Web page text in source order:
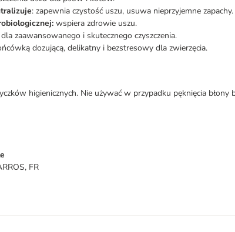
: zapewnia czystość uszu, usuwa nieprzyjemne zapachy.
wspiera zdrowie uszu.
dla zaawansowanego i skutecznego czyszczenia.
dozującą, delikatny i bezstresowy dla zwierzęcia.
higienicznych. Nie używać w przypadku pęknięcia błony
FR